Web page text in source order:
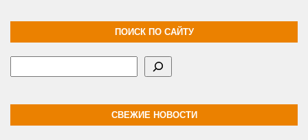
ПОИСК ПО САЙТУ
СВЕЖИЕ НОВОСТИ